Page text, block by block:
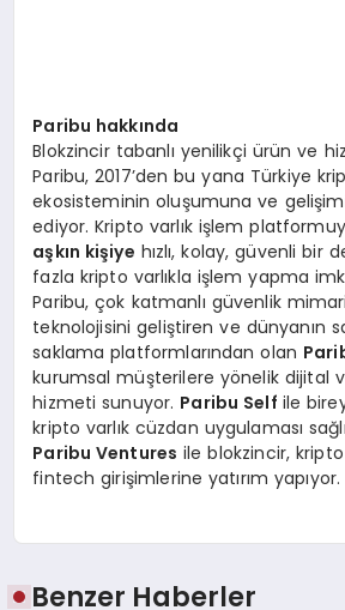
Paribu hakkında
Blokzincir tabanlı yenilikçi ürün ve
Paribu, 2017’den bu yana Türkiye
ekosisteminin oluşumuna ve
ediyor. Kripto varlık işlem
aşkın kişiye hızlı, kolay, güvenli bir
fazla kripto varlıkla işlem yapma
Paribu, çok katmanlı güvenlik
teknolojisini geliştiren ve dünyanın
saklama platformlarından olan
kurumsal müşterilere yönelik dijital
hizmeti sunuyor. Paribu Self ile
kripto varlık cüzdan uygulaması
Paribu Ventures ile blokzincir,
fintech girişimlerine yatırım yapıyor.
Benzer Haberler